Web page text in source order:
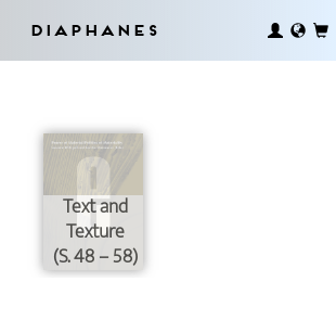
Diaphanes
Text and
Texture
(S. 48 – 58)